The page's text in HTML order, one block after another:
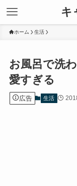
キ
ホーム 生活
お風呂で洗
愛すぎる
広告 生活